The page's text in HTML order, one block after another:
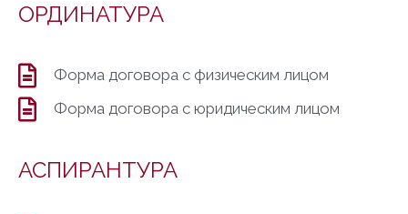
ОРДИНАТУРА
Форма договора с физическим лицом
Форма договора с юридическим лицом
АСПИРАНТУРА